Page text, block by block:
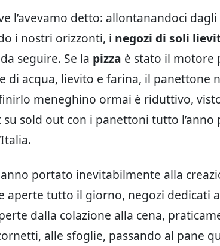
l’avevamo detto: allontanandoci
i nostri orizzonti, i negozi di soli
seguire. Se la pizza è stato il motore
di acqua, lievito e farina, il panettone
meneghino ormai è riduttivo,
sold out con i panettoni tutto l’anno
portato inevitabilmente alla
aperte tutto il giorno, negozi dedicati
dalla colazione alla cena,
alle sfoglie, passando al pane